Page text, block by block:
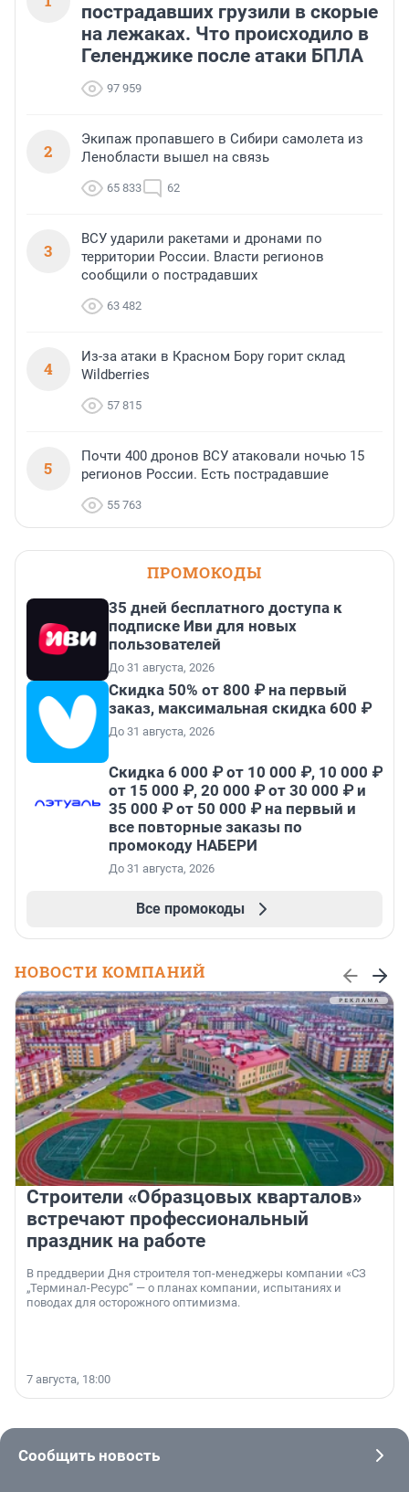
пострадавших грузили в скорые
на лежаках. Что происходило в
Геленджике после атаки БПЛА
97 959
2
Экипаж пропавшего в Сибири самолета из
Ленобласти вышел на связь
65 833 62
3
ВСУ ударили ракетами и дронами по
территории России. Власти регионов
сообщили о пострадавших
63 482
4
Из-за атаки в Красном Бору горит склад
Wildberries
57 815
5
Почти 400 дронов ВСУ атаковали ночью 15
регионов России. Есть пострадавшие
55 763
ПРОМОКОДЫ
35 дней бесплатного доступа к
подписке Иви для новых
пользователей
До 31 августа, 2026
Скидка 50% от 800 ₽ на первый
заказ, максимальная скидка 600 ₽
До 31 августа, 2026
Скидка 6 000 ₽ от 10 000 ₽, 10 000 ₽
от 15 000 ₽, 20 000 ₽ от 30 000 ₽ и
35 000 ₽ от 50 000 ₽ на первый и
все повторные заказы по
промокоду НАБЕРИ
До 31 августа, 2026
Все промокоды
НОВОСТИ КОМПАНИЙ
Строители «Образцовых кварталов»
встречают профессиональный
праздник на работе
В преддверии Дня строителя топ-менеджеры компании «СЗ
„Терминал-Ресурс“ — о планах компании, испытаниях и
поводах для осторожного оптимизма.
7 августа, 18:00
Сообщить новость